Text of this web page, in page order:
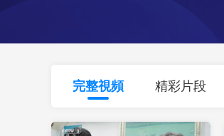
VIP會員 CCTV奧林匹克頻道
財經 教育 鄉村振興
完整視頻 精彩片段